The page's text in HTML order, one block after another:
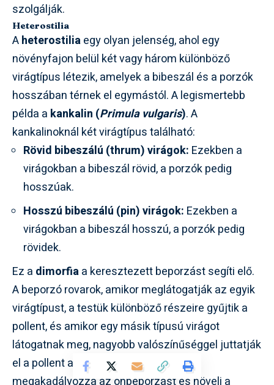
szolgálják.
Heterostilia
Aheterostiliaegy olyan jelenség, ahol egy
növényfajon belül két vagy három különböző
virágtípus létezik, amelyek a bibeszál és a porzók
hosszában térnek el egymástól. A legismertebb
példa a kankalin (Primula vulgaris). A
kankalinoknál két virágtípus található:
Rövid bibeszálú (thrum) virágok: Ezekben a
virágokban a bibeszál rövid, a porzók pedig
hosszúak.
Hosszú bibeszálú (pin) virágok: Ezekben a
virágokban a bibeszál hosszú, a porzók pedig
rövidek.
Ez a dimorfiaa keresztezett beporzást segíti elő.
A beporzó rovarok, amikor meglátogatják az egyik
virágtípust, a testük különböző részeire gyűjtik a
pollent, és amikor egy másik típusú virágot
látogatnak meg, nagyobb valószínűséggel juttatják
el a pollent a megfelelő bibeszálra. Ez
megakadályozza az önbeporzást és növeli a